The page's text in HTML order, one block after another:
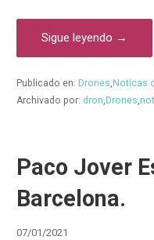
Sigue leyendo →
Publicado en: Drones, Noticas
Archivado por: dron, Drones,
Paco Jover
Barcelona.
07/01/2021